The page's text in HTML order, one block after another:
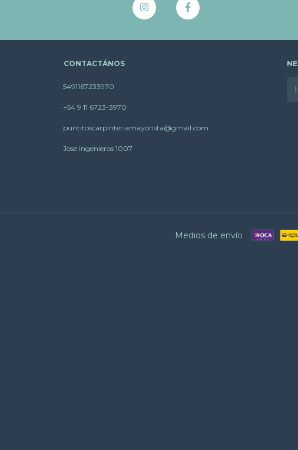
CONTACTÁNOS
5491167233970
+54 9 11 6723-3970
puntitoscarpinteriamayorista@gmail.com
Jose Ingenieros 1007
Medios de envío